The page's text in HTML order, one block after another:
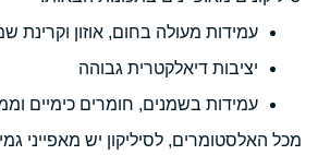
עמידות מעולה בחום, אוזון וקרינת
יציבות דיאלקטרית גבוהה
עמידות בשמנים, חומרים כימיים
מכל האלסטומרים, לסיליקון יש מאפייני